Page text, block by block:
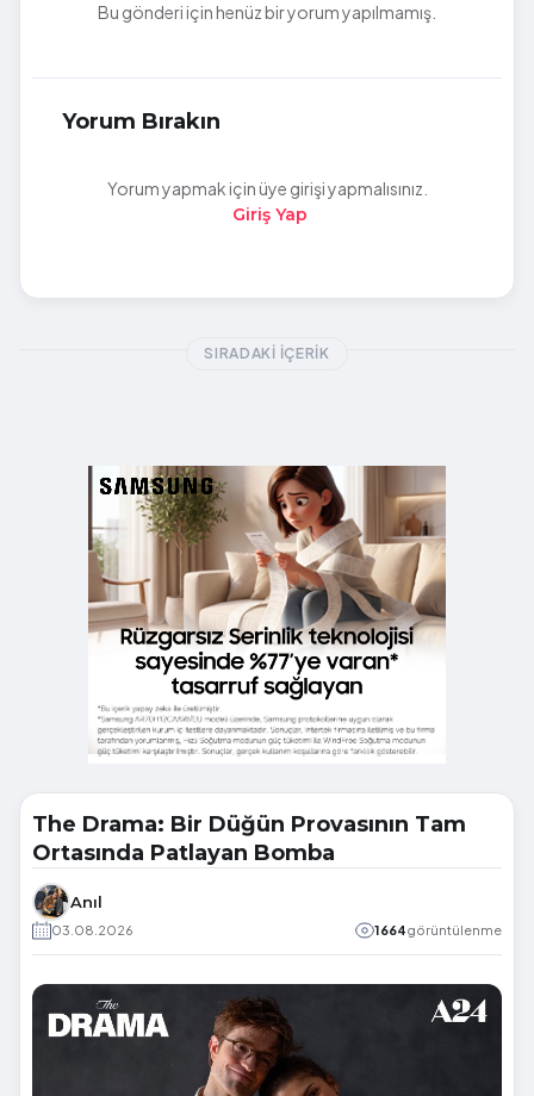
Bu gönderi için henüz bir yorum yapılmamış.
Yorum Bırakın
Yorum yapmak için üye girişi yapmalısınız.
Giriş Yap
SIRADAKI İÇERIK
The Drama: Bir Düğün Provasının Tam
Ortasında Patlayan Bomba
Anıl
03.08.2026 1664görüntülenme